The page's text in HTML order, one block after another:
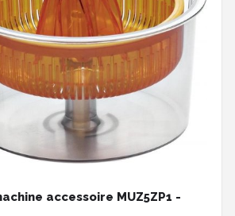
accessoire MUZ5ZP1 -